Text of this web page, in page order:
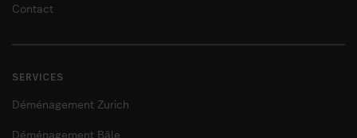
Contact
SERVICES
Déménagement Zurich
Déménagement Bâle